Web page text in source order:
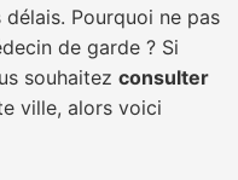
Pourquoi ne pas
de garde ? Si
souhaitez consulter
ville, alors voici